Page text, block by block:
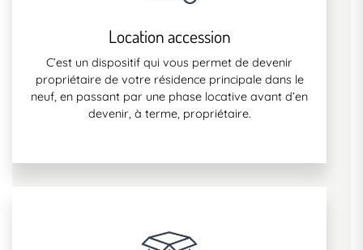
Location accession
C’est un dispositif qui vous permet de devenir
propriétaire de votre résidence principale dans le
neuf, en passant par une phase locative avant d’en
devenir, à terme, propriétaire.